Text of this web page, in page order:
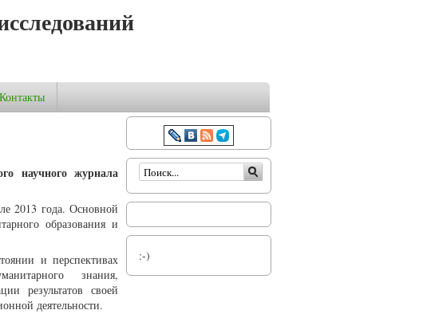
Контакты
научного журнала
2013 года. Основной
образования и
и перспективах
знания,
результатов своей
деятельности.
Форма поиска
:-)